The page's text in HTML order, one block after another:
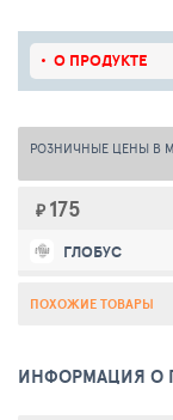
О ПРОДУКТЕ
РОЗНИЧНЫЕ ЦЕНЫ В
₽ 175
ГЛОБУС
ПОХОЖИЕ ТОВАРЫ
ИНФОРМАЦИЯ О